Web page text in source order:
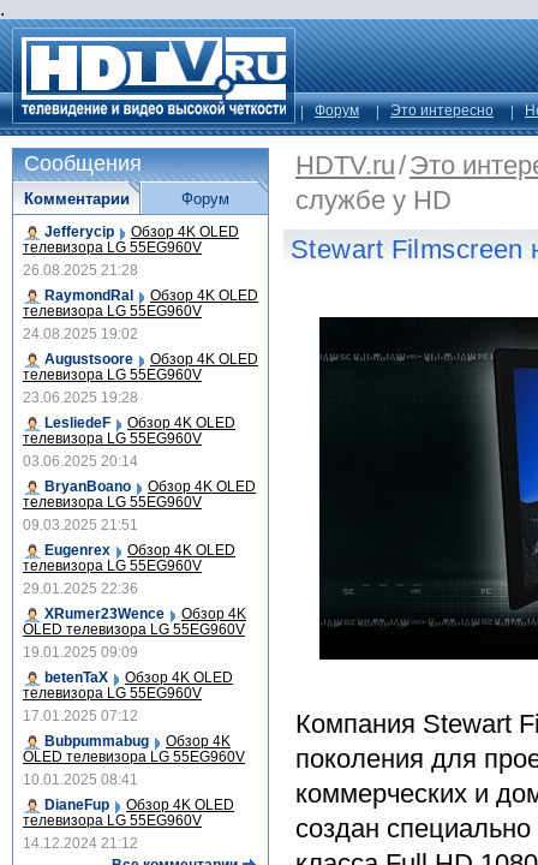
.
Форум Это интересно
HDTV.ru/Это
службе у HD
Stewart Filmscreen
Компания Stewart
поколения для
коммерческих и
создан
Сообщения
Комментарии
Jefferycip Обзор 4K OLED
телевизора LG 55EG960V
26.08.2025 21:28
RaymondRal
Обзор 4K OLED
телевизора LG 55EG960V
24.08.2025 19:02
Augustsoore
Обзор 4K OLED
телевизора LG 55EG960V
23.06.2025 19:28
LesliedeF
Обзор 4K OLED
телевизора LG 55EG960V
03.06.2025 20:14
BryanBoano
Обзор 4K OLED
телевизора LG 55EG960V
09.03.2025 21:51
Eugenrex
Обзор 4K OLED
телевизора LG 55EG960V
29.01.2025 22:36
XRumer23Wence
Обзор 4K
OLED телевизора LG 55EG960V
19.01.2025 09:09
betenTaX
Обзор 4K OLED
телевизора LG 55EG960V
17.01.2025 07:12
Bubpummabug
Обзор 4K
OLED телевизора LG 55EG960V
10.01.2025 08:41
DianeFup
Обзор 4K OLED
телевизора LG 55EG960V
14.12.2024 21:12
Форум